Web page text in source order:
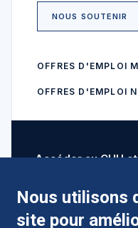
NOUS SOUTENIR
OFFRES D'EMPLOI
OFFRES D'EMPLOI
Accéder au CHU
Nous utilisons
site pour